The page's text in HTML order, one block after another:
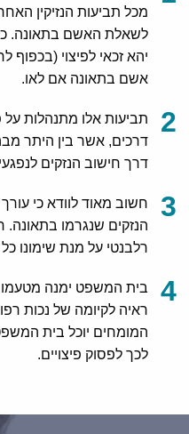
מכל תביעות הנזיקין
לשאלת האשם בתאונה.
יהא זכאי לפיצוי (בכפוף
אשם בתאונה אם לאו.
תביעות אלו מתנהלות על
דרכים, אשר בין היתר
דרך חישוב הנזקים
חשוב מאוד לוודא כי
הנזקים שנגרמו בתאונה.
רלבנטי על מנת שימונו
בית המשפט ימנה
ראיה לקיומה של נכות
המומחים יוכל בית
לכך לפסוק פיצויים.